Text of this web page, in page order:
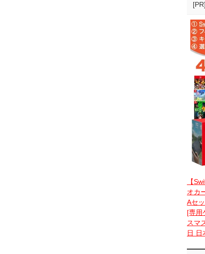
[PR]
【
オカ
Aセ
[専用
スマ
日 日